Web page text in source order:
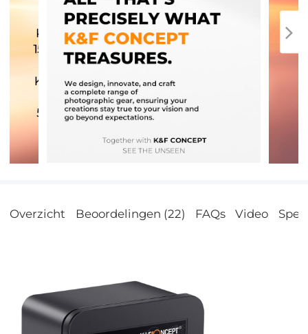
Overzicht Beoordelingen (22) FAQs Video